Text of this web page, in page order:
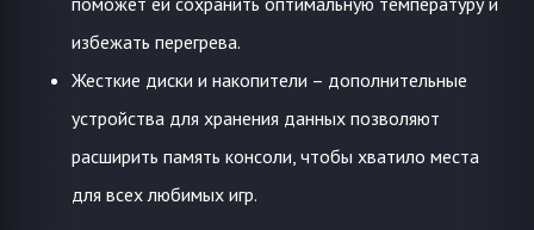
избежать перегрева.
Жесткие диски и накопители – дополнительные
устройства для хранения данных позволяют
расширить память консоли, чтобы хватило места
для всех любимых игр.